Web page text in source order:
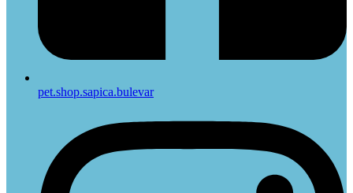
pet.shop.sapica.bulevar